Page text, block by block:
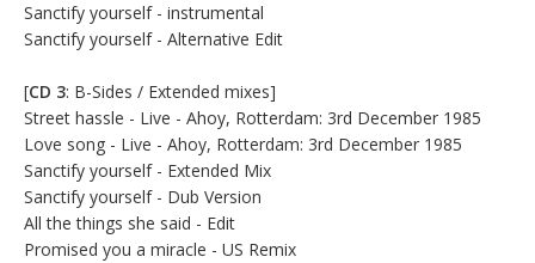
Sanctify yourself - instrumental
Sanctify yourself - Alternative Edit
[CD 3: B-Sides / Extended mixes]
Street hassle - Live - Ahoy, Rotterdam: 3rd December 1985
Love song - Live - Ahoy, Rotterdam: 3rd December 1985
Sanctify yourself - Extended Mix
Sanctify yourself - Dub Version
All the things she said - Edit
Promised you a miracle - US Remix